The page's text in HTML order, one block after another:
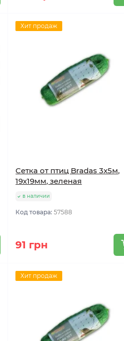
Хит продаж
Сетка от птиц Bradas 3х5м,
19х19мм, зеленая
в наличии
Код товара:57588
91 грн
Хит продаж